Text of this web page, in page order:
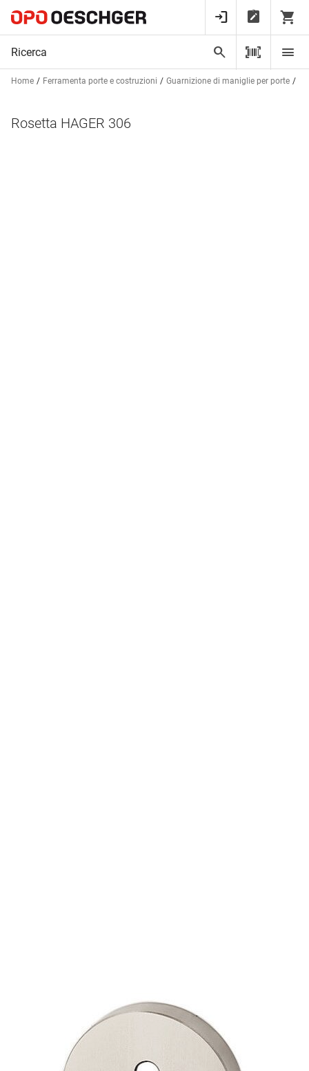
Home Ferramenta porte e costruzioni Guarnizione di maniglie per porte
Rosetta HAGER 306